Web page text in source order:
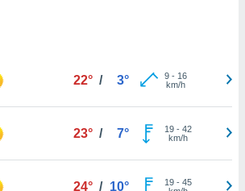
22° / 3° 9- 16
km/h
23° / 7° 19- 42
km/h
24° / 10° 19- 45